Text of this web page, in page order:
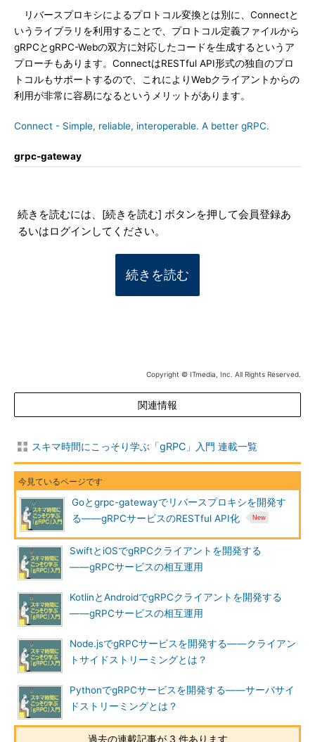
リバースプロキシによるプロトコル変換とは別に、Connectと
いうライブラリを利用することで、プロトコル定義ファイルから
gRPCとgRPC-Webの双方に対応したコードを生成するというア
プローチもあります。ConnectはRESTful API形式の独自のプロ
トコルもサポートするので、これによりWebクライアントからの
利用が非常に容易になるというメリットがあります。
Connect - Simple, reliable, interoperable. A better gRPC.
grpc-gateway
続きを読むには、[続きを読む] ボタンを押して会員登録あ
るいはログインしてください。
続きを読む
Copyright © ITmedia, Inc. All Rights Reserved.
関連情報
スキマ時間にこっそり学ぶ「gRPC」入門 連載一覧
Goとgrpc-gatewayでリバースプロキシを開発す
る――gRPCサービスのRESTful API化
SwiftとiOSでgRPCクライアントを開発する
――gRPCサービスの相互運用
KotlinとAndroidでgRPCクライアントを開発する
――gRPCサービスの相互運用
Node.jsでgRPCサービスを開発する――クライアン
トサイドストリーミングとは？
PythonでgRPCサービスを開発する――サーバサイ
ドストリーミングとは？
過去の連載記事が 3 件あります